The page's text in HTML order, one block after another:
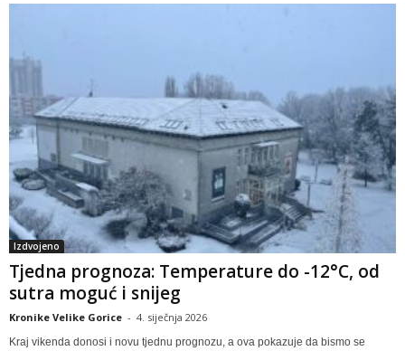
Izdvojeno
Tjedna prognoza: Temperature do -12°C, od
sutra moguć i snijeg
Kronike Velike Gorice - 4. siječnja 2026
Kraj vikenda donosi i novu tjednu prognozu, a ova pokazuje da bismo se